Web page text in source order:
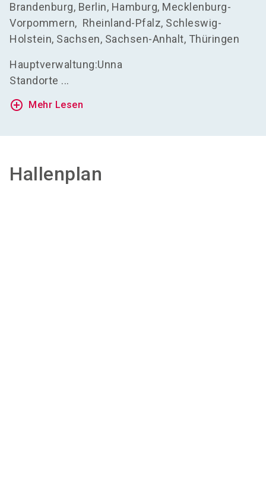
Brandenburg, Berlin, Hamburg, Mecklenburg-
Vorpommern, Rheinland-Pfalz, Schleswig-
Holstein, Sachsen, Sachsen-Anhalt, Thüringen
Hauptverwaltung:Unna
Standorte ...
add_circle_outline Mehr Lesen
Hallenplan